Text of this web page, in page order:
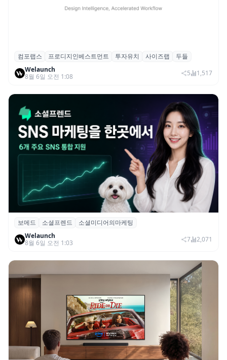
컴포랩스, 프로디지인베스트먼트로부터 시
드 투자 유치
컴포랩스 프로디지인베스트먼트 투자유치 사이즈랩
두들
Welaunch
8월 6일 오전 1:08
5 1,517
보메드 ‘소셜프렌드’, 유튜브·인스타 등 6개
SNS 마케팅 통합 지원
보메드 소셜프렌드
소셜미디어의마케팅
Welaunch
8월 6일 오전 1:03
7 2,071